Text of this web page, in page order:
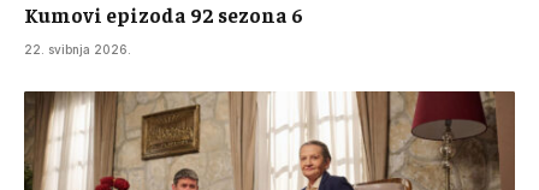
Kumovi epizoda 92 sezona 6
22. svibnja 2026.